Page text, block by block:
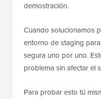
demostración.
Cuando solucionamos
entorno de staging
segura uno por uno.
problema sin afectar el
Para probar esto tú